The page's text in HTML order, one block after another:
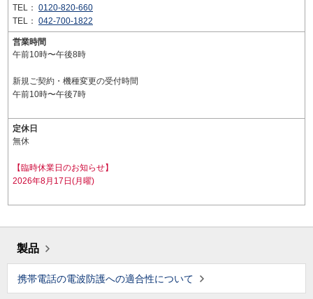
TEL： 0120-820-660
TEL： 042-700-1822
営業時間
午前10時〜午後8時
新規ご契約・機種変更の受付時間
午前10時〜午後7時
定休日
無休
【臨時休業日のお知らせ】
2026年8月17日(月曜)
製品
携帯電話の電波防護への適合性について